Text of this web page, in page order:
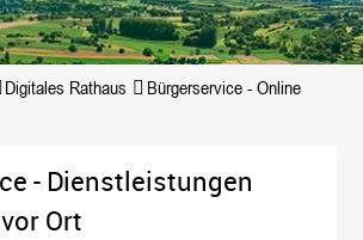
Digitales Rathaus
Bürgerservice - Online
- Dienstleistungen
Ort